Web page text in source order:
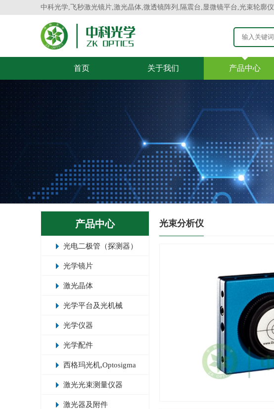
中科光学,飞秒激光镜片,激光晶体,微透镜阵列,隔震台,显微镜平台,光束轮廓仪
首页 关于我们 产品中心
产品中心
光电二极管（探测器）
光学镜片
激光晶体
光学平台及光机械
光学仪器
光学配件
西格玛光机,Optosigma
激光光束测量仪器
激光器及附件
光束分析仪